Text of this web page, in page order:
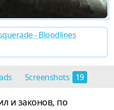
- Bloodlines
Screenshots 19
и законов, по